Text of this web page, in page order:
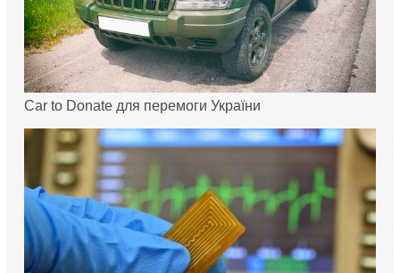
Car to Donate для перемоги України